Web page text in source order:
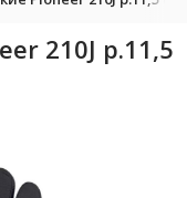
210J р.11,5